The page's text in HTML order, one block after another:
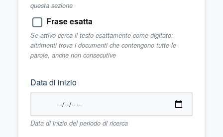
questa sezione
Frase esatta
Se attivo cerca il testo esattamente come digitato;
altrimenti trova i documenti che contengono tutte le
parole, anche non consecutive
Data di inizio
Data di inizio del periodo di ricerca